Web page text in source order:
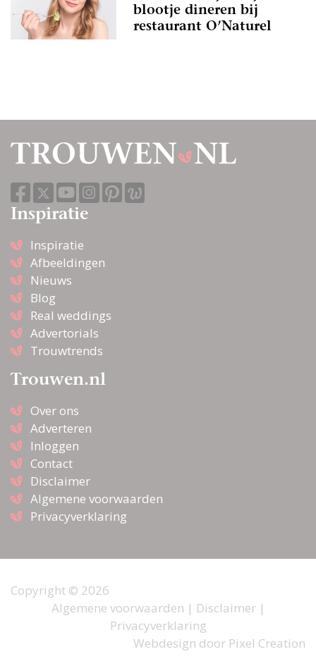
blootje dineren bij
restaurant O’Naturel
Inspiratie
Inspiratie
Afbeeldingen
Nieuws
Blog
Real weddings
Advertorials
Trouwtrends
Trouwen.nl
Over ons
Adverteren
Inloggen
Contact
Disclaimer
Algemene voorwaarden
Privacyverklaring
Copyright © 2026
Algemene voorwaarden | Disclaimer|
Privacyverklaring
Webdesign door Pixel Creation